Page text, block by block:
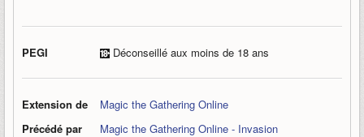
PEGI Déconseillé aux moins de 18 ans
Extension de
Magic the Gathering Online
Précédé par
Magic the Gathering Online - Invasion